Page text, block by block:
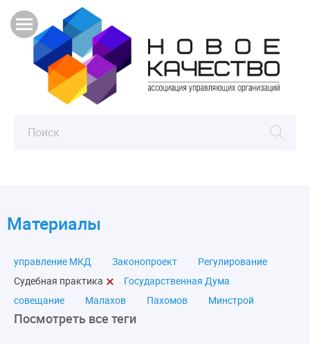
Материалы
управление МКД Законопроект
Регулирование
Судебная практика
Государственная Дума
совещание
Малахов Пахомов
Минстрой
ЛикбезЖКХ
ЖКХ
Строительная неделя
Посмотреть все теги